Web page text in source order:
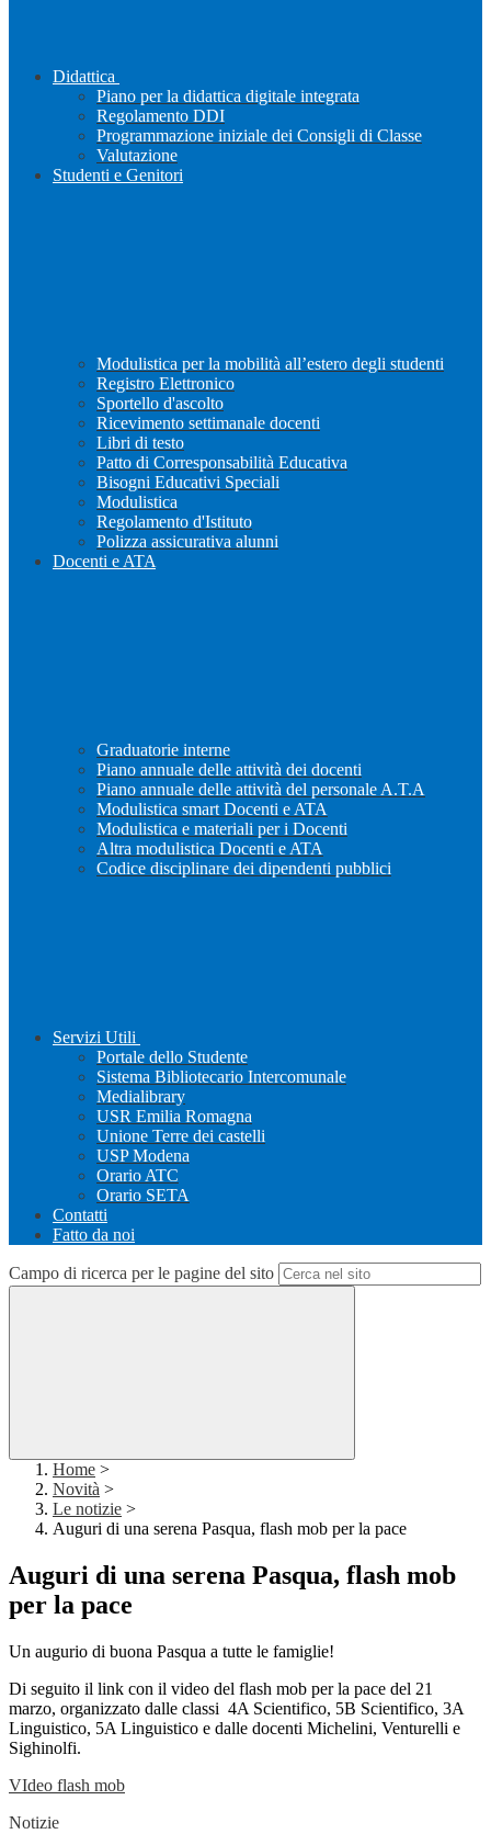
Didattica
Piano per la didattica digitale integrata
Regolamento DDI
Programmazione iniziale dei Consigli di Classe
Valutazione
Studenti e Genitori
Modulistica per la mobilità all’estero degli studenti
Registro Elettronico
Sportello d'ascolto
Ricevimento settimanale docenti
Libri di testo
Patto di Corresponsabilità Educativa
Bisogni Educativi Speciali
Modulistica
Regolamento d'Istituto
Polizza assicurativa alunni
Docenti e ATA
Graduatorie interne
Piano annuale delle attività dei docenti
Piano annuale delle attività del personale A.T.A
Modulistica smart Docenti e ATA
Modulistica e materiali per i Docenti
Altra modulistica Docenti e ATA
Codice disciplinare dei dipendenti pubblici
Servizi Utili
Portale dello Studente
Sistema Bibliotecario Intercomunale
Medialibrary
USR Emilia Romagna
Unione Terre dei castelli
USP Modena
Orario ATC
Orario SETA
Contatti
Fatto da noi
Campo di ricerca per le pagine del sito
Home >
Novità >
Le notizie >
Auguri di una serena Pasqua, flash mob per la pace
Auguri di una serena Pasqua, flash mob
per la pace
Un augurio di buona Pasqua a tutte le famiglie!
Di seguito il link con il video del flash mob per la pace del 21
marzo, organizzato dalle classi 4A Scientifico, 5B Scientifico, 3A
Linguistico, 5A Linguistico e dalle docenti Michelini, Venturelli e
Sighinolfi.
VIdeo flash mob
Notizie